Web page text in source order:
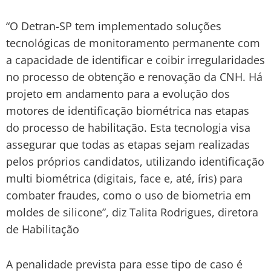
“O Detran-SP tem implementado soluções
tecnológicas de monitoramento permanente com
a capacidade de identificar e coibir irregularidades
no processo de obtenção e renovação da CNH. Há
projeto em andamento para a evolução dos
motores de identificação biométrica nas etapas
do processo de habilitação. Esta tecnologia visa
assegurar que todas as etapas sejam realizadas
pelos próprios candidatos, utilizando identificação
multi biométrica (digitais, face e, até, íris) para
combater fraudes, como o uso de biometria em
moldes de silicone”, diz Talita Rodrigues, diretora
de Habilitação
A penalidade prevista para esse tipo de caso é